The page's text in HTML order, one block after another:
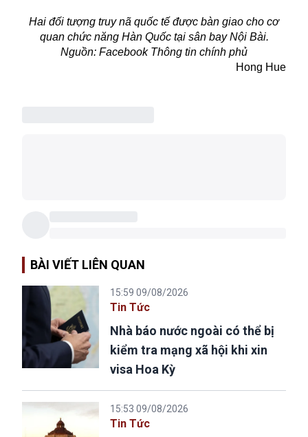
Hai đối tượng truy nã quốc tế được bàn giao cho cơ
quan chức năng Hàn Quốc tại sân bay Nội Bài.
Nguồn: Facebook Thông tin chính phủ
Hong Hue
BÀI VIẾT LIÊN QUAN
15:59 09/08/2026
Tin Tức
Nhà báo nước ngoài có thể bị
kiểm tra mạng xã hội khi xin
visa Hoa Kỳ
15:53 09/08/2026
Tin Tức